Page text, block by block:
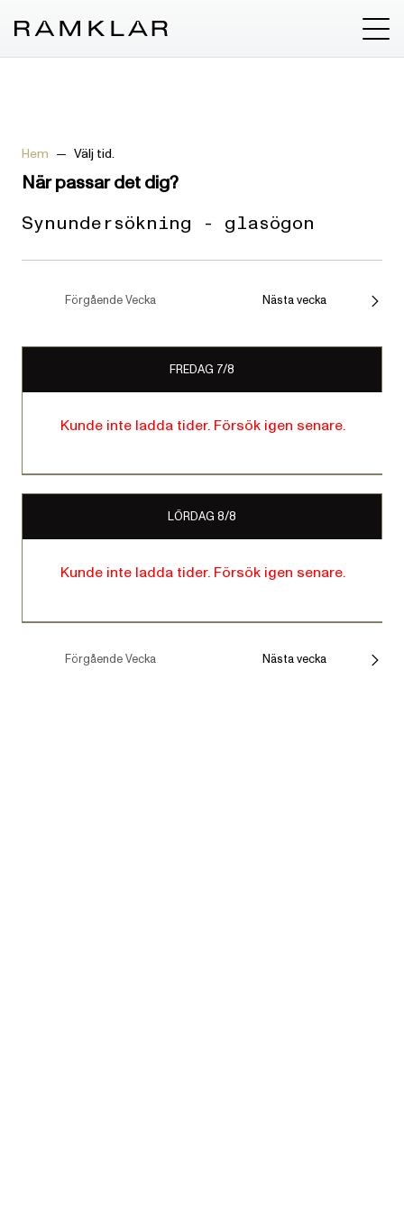
Hem Välj tid.
När passar det dig?
Synundersökning - glasögon
Förgående Vecka Nästa vecka
FREDAG 7/8
Kunde inte ladda tider. Försök igen senare.
LÖRDAG 8/8
Kunde inte ladda tider. Försök igen senare.
Förgående Vecka Nästa vecka